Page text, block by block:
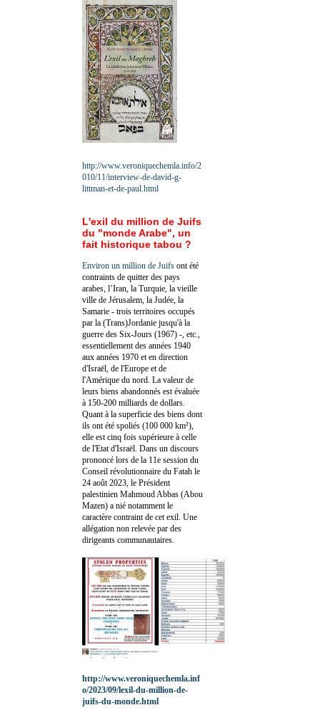
http://www.veroniquechemla.info/2
010/11/interview-de-david-g-
littman-et-de-paul.html
L'exil du million de Juifs
du "monde Arabe", un
fait historique tabou ?
Environ un million de Juifs ont été
contraints de quitter des pays
arabes, l’Iran, la Turquie, la vieille
ville de Jérusalem, la Judée, la
Samarie - trois territoires occupés
par la (Trans)Jordanie jusqu'à la
guerre des Six-Jours (1967) -, etc.,
essentiellement des années 1940
aux années 1970 et en direction
d'Israël, de l'Europe et de
l'Amérique du nord. La valeur de
leurs biens abandonnés est évaluée
à 150-200 milliards de dollars.
Quant à la superficie des biens dont
ils ont été spoliés (100 000 km²),
elle est cinq fois supérieure à celle
de l'Etat d'Israël. Dans un discours
prononcé lors de la 11e session du
Conseil révolutionnaire du Fatah le
24 août 2023, le Président
palestinien Mahmoud Abbas (Abou
Mazen) a nié notamment le
caractère contraint de cet exil. Une
allégation non relevée par des
dirigeants communautaires.
http://www.veroniquechemla.inf
o/2023/09/lexil-du-million-de-
juifs-du-monde.html